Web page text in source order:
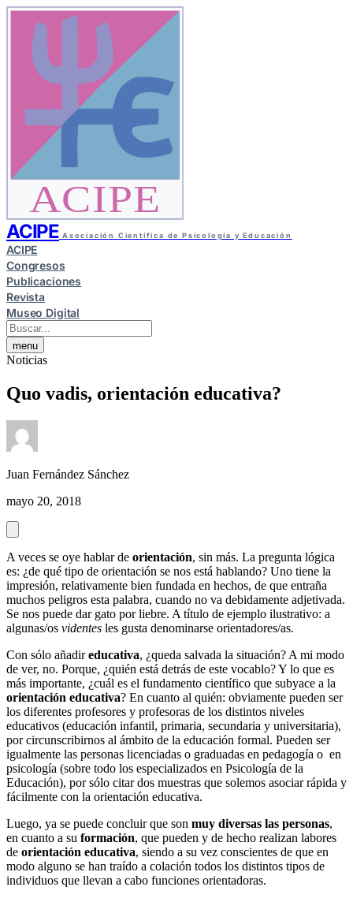
ACIPE
ACIPE Asociación Científica de Psicología y Educación
ACIPE
Congresos
Publicaciones
Revista
Museo Digital
menu
Noticias
Quo vadis, orientación educativa?
Juan Fernández Sánchez
mayo 20, 2018
A veces se oye hablar de orientación, sin más. La pregunta lógica
es: ¿de qué tipo de orientación se nos está hablando? Uno tiene la
impresión, relativamente bien fundada en hechos, de que entraña
muchos peligros esta palabra, cuando no va debidamente adjetivada.
Se nos puede dar gato por liebre. A título de ejemplo ilustrativo: a
algunas/os videntes les gusta denominarse orientadores/as.
Con sólo añadireducativa, ¿queda salvada la situación? A mi modo
de ver, no. Porque, ¿quién está detrás de este vocablo? Y lo que es
más importante, ¿cuál es el fundamento científico que subyace a la
orientación educativa? En cuanto al quién: obviamente pueden ser
los diferentes profesores y profesoras de los distintos niveles
educativos (educación infantil, primaria, secundaria y universitaria),
por circunscribirnos al ámbito de la educación formal. Pueden ser
igualmente las personas licenciadas o graduadas en pedagogía o en
psicología (sobre todo los especializados en Psicología de la
Educación), por sólo citar dos muestras que solemos asociar rápida y
fácilmente con la orientación educativa.
Luego, ya se puede concluir que son muy diversas las personas,
en cuanto a su formación, que pueden y de hecho realizan labores
de orientación educativa, siendo a su vez conscientes de que en
modo alguno se han traído a colación todos los distintos tipos de
individuos que llevan a cabo funciones orientadoras.